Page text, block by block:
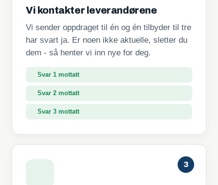
Vi kontakter leverandørene
Vi sender oppdraget til én og én tilbyder til tre
har svart ja. Er noen ikke aktuelle, sletter du
dem - så henter vi inn nye for deg.
Svar 1 mottatt
Svar 2 mottatt
Svar 3 mottatt
3